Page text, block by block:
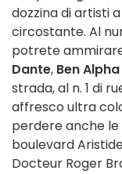
dozzina di artisti
circostante. Al
potrete
Dante, Ben Alpha
strada, al n. 1 di
affresco ultra
perdere anche
boulevard
Docteur Roger